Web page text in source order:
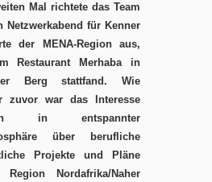
Mal richtete das Team
Netzwerkabend für Kenner
der MENA-Region aus,
Restaurant Merhaba in
Berg stattfand. Wie
zuvor war das Interesse
in entspannter
über berufliche
Projekte und Pläne
Nordafrika/Naher